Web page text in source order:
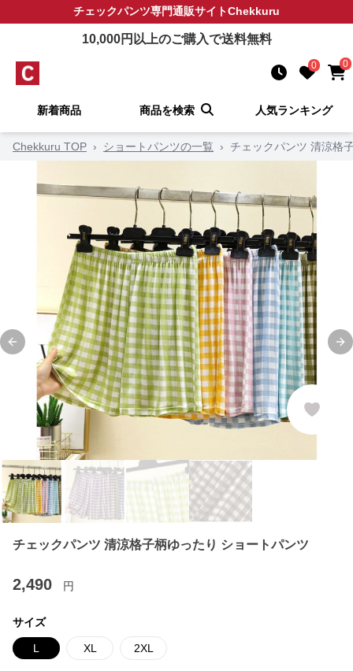
チェックパンツ専門通販サイトChekkuru
10,000円以上のご購入で送料無料
0 0
新着商品 商品を検索 人気ランキング
Chekkuru TOP › ショートパンツの一覧 › チェックパンツ 清涼格
Previous slide
チェックパンツ 清涼格子柄ゆったり ショートパンツ
2,490 円
サイズ
L XL 2XL